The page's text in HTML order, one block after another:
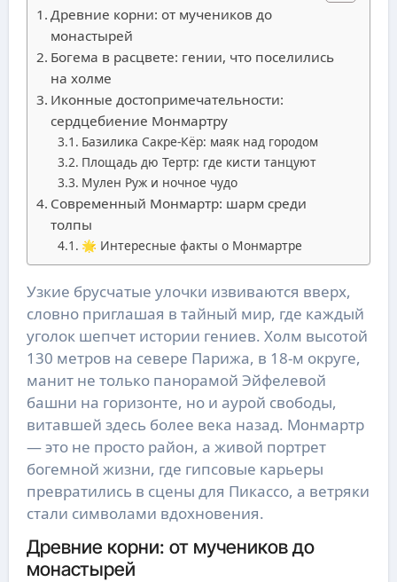
Древние корни: от мучеников до
монастырей
Богема в расцвете: гении, что поселились
на холме
Иконные достопримечательности:
сердцебиение Монмартру
Базилика Сакре-Кёр: маяк над городом
Площадь дю Тертр: где кисти танцуют
Мулен Руж и ночное чудо
Современный Монмартр: шарм среди
толпы
🌟 Интересные факты о Монмартре
Узкие брусчатые улочки извиваются вверх,
словно приглашая в тайный мир, где каждый
уголок шепчет истории гениев. Холм высотой
130 метров на севере Парижа, в 18-м округе,
манит не только панорамой Эйфелевой
башни на горизонте, но и аурой свободы,
витавшей здесь более века назад. Монмартр
— это не просто район, а живой портрет
богемной жизни, где гипсовые карьеры
превратились в сцены для Пикассо, а ветряки
стали символами вдохновения.
Древние корни: от мучеников до
монастырей